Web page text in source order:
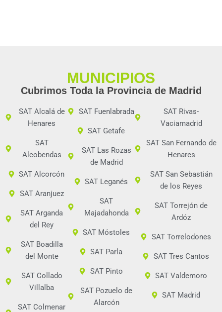
MUNICIPIOS
Cubrimos Toda la Provincia de Madrid
SAT Alcalá de
Henares
SAT
Alcobendas
SAT Alcorcón
SAT Aranjuez
SAT Arganda
del Rey
SAT Boadilla
del Monte
SAT Collado
Villalba
SAT Colmenar
SAT Fuenlabrada
SAT Getafe
SAT Las Rozas
de Madrid
SAT Leganés
SAT
Majadahonda
SAT Móstoles
SAT Parla
SAT Pinto
SAT Pozuelo de
Alarcón
SAT Rivas-
Vaciamadrid
SAT San Fernando de
Henares
SAT San Sebastián
de los Reyes
SAT Torrejón de
Ardóz
SAT Torrelodones
SAT Tres Cantos
SAT Valdemoro
SAT Madrid